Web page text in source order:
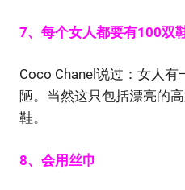
7、每个女人都要有100双
Coco Chanel说过：女人
陋。当然这只包括漂亮的
鞋。
8、会用丝巾